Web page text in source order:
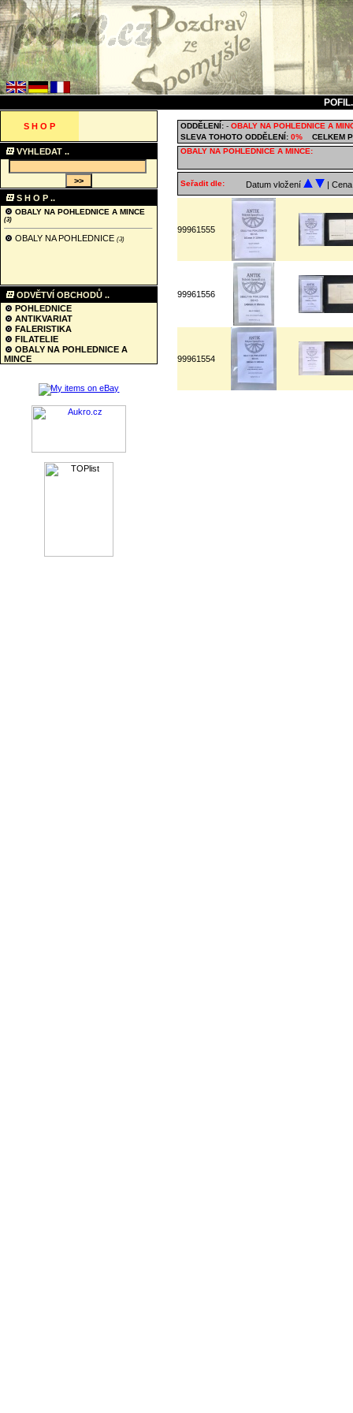
S H O P
VYHLEDAT ..
S H O P ..
OBALY NA POHLEDNICE A MINCE
(3)
OBALY NA POHLEDNICE (3)
ODVĚTVÍ OBCHODŮ ..
POHLEDNICE
ANTIKVARIAT
FALERISTIKA
FILATELIE
OBALY NA POHLEDNICE A
MINCE
ODDĚLENÍ: - OBALY NA POHLEDNICE A
SLEVA TOHOTO ODDĚLENÍ: 0%
CELKEM
OBALY NA POHLEDNICE A MINCE:
Seřadit dle: Datum vložení |
99961555
99961556
99961554